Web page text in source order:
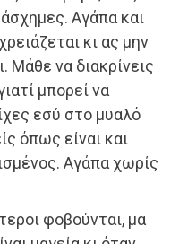
Αγάπα και
κι ας μην
Μάθε να διακρίνεις
μπορεί να
εσύ στο μυαλό
όπως είναι και
Αγάπα χωρίς
φοβούνται, μα